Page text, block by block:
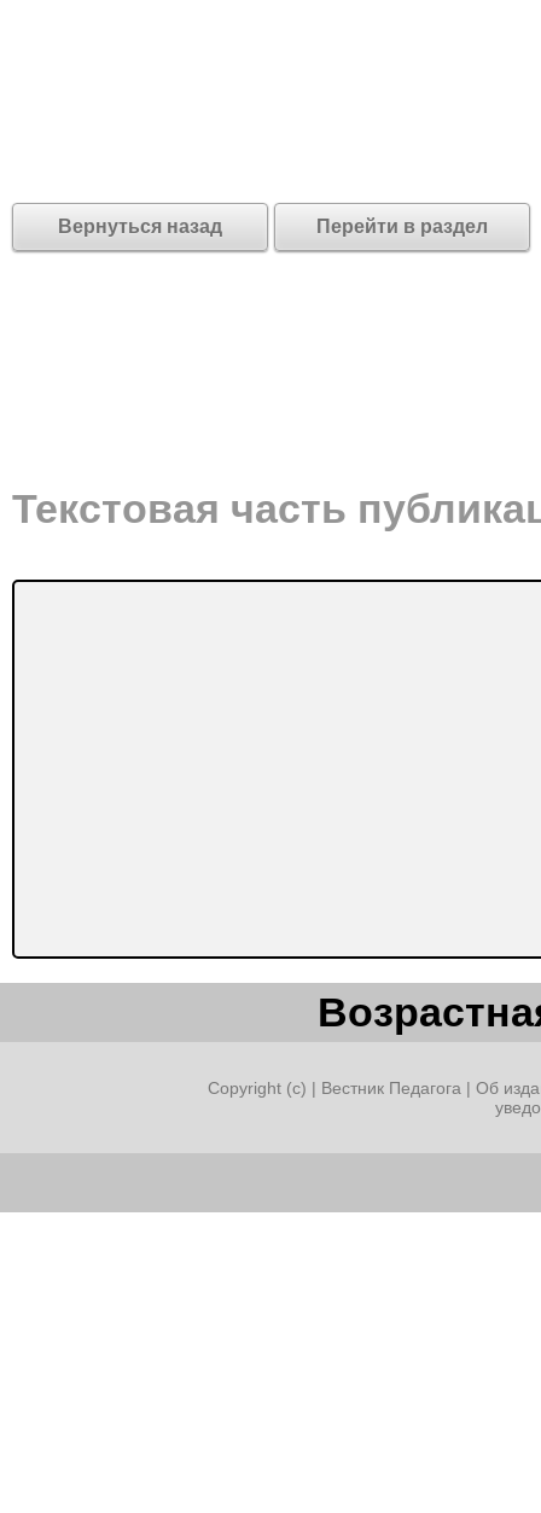
Вернуться назад Перейти в раздел
Текстовая часть
Copyright (c) | Вестник Педагога | Об